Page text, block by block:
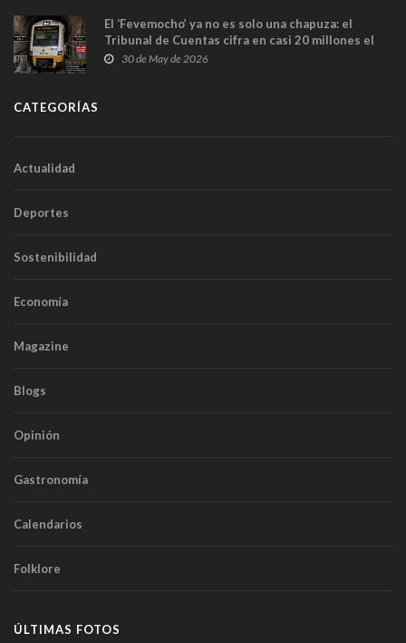
El ‘Fevemocho’ ya no es solo una chapuza: el
Tribunal de Cuentas cifra en casi 20 millones el
sobrecoste de los trenes que no cabían por los
30 de May de 2026
CATEGORÍAS
Actualidad
Deportes
Sostenibilidad
Economía
Magazine
Blogs
Opinión
Gastronomía
Calendarios
Folklore
ÚLTIMAS FOTOS